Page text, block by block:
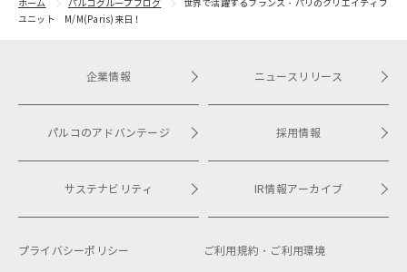
ホーム パルコグループブログ
世界で活躍するフランス・パリのクリエイティブ
ユニット M/M(Paris)来日！
企業情報
パルコのアドバンテージ
サステナビリティ
ニュースリリース
採用情報
IR情報アーカイブ
プライバシーポリシー ご利用規約・ ご利用環境